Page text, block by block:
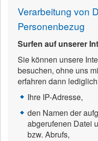
Verarbeitung von
Personenbezug
Surfen auf unserer
Sie können unsere
besuchen, ohne uns
erfahren dann lediglich
Ihre IP-Adresse,
den Namen der
abgerufenen Datei
bzw. Abrufs,